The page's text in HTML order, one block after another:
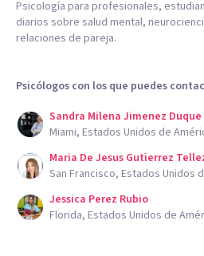
Psicología para profesionales,
diarios sobre salud mental,
relaciones de pareja.
Psicólogos con los que puedes
Sandra Milena Jimenez Duque
Miami, Estados Unidos de
Maria De Jesus Gutierrez
San Francisco, Estados Unidos
Jessica Perez Rubio
Florida, Estados Unidos de